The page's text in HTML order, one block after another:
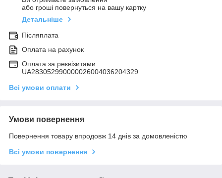
або гроші повернуться на вашу картку
Детальніше
Післяплата
Оплата на рахунок
Оплата за реквізитами
UA283052990000026004036204329
Всі умови оплати
Умови повернення
Повернення товару впродовж 14 днів за домовленістю
Всі умови повернення